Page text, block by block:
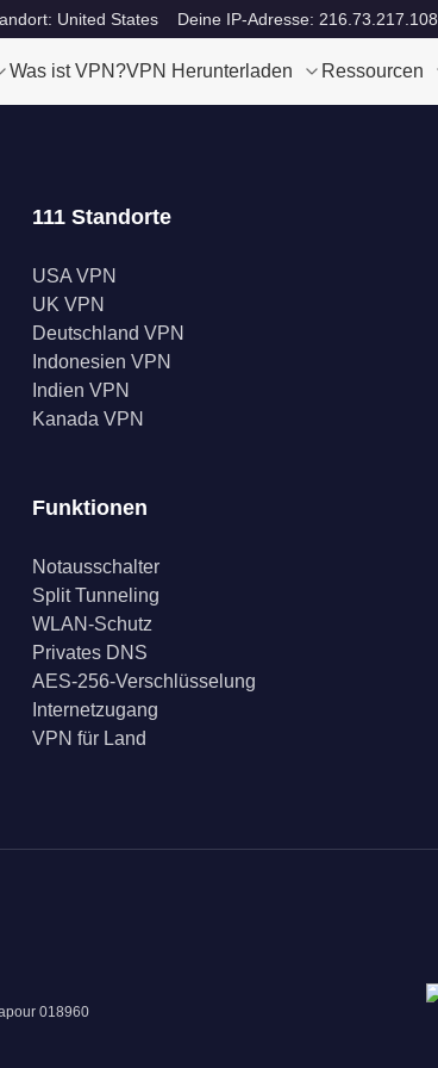
United States Deine IP-Adresse: 216.73.217.108
Was ist VPN?VPN Herunterladen Ressourcen
111 Standorte
USA VPN
UK VPN
Deutschland VPN
Indonesien VPN
Indien VPN
Kanada VPN
Funktionen
Notausschalter
Split Tunneling
WLAN-Schutz
Privates DNS
AES-256-Verschlüsselung
Internetzugang
VPN für Land
018960